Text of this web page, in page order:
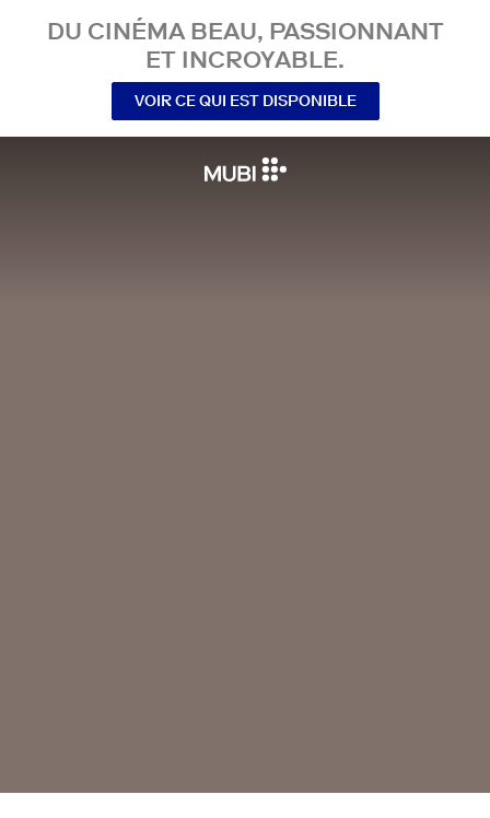
DU CINÉMA BEAU, PASSIONNANT
ET INCROYABLE.
VOIR CE QUI EST DISPONIBLE